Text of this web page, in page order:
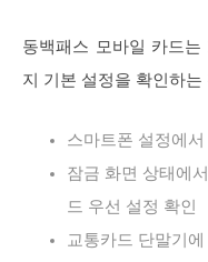
동백패스 모바일 카드
지 기본 설정을 확인하는
스마트폰 설정에서
잠금 화면 상태에
드 우선 설정 확인
교통카드 단말기